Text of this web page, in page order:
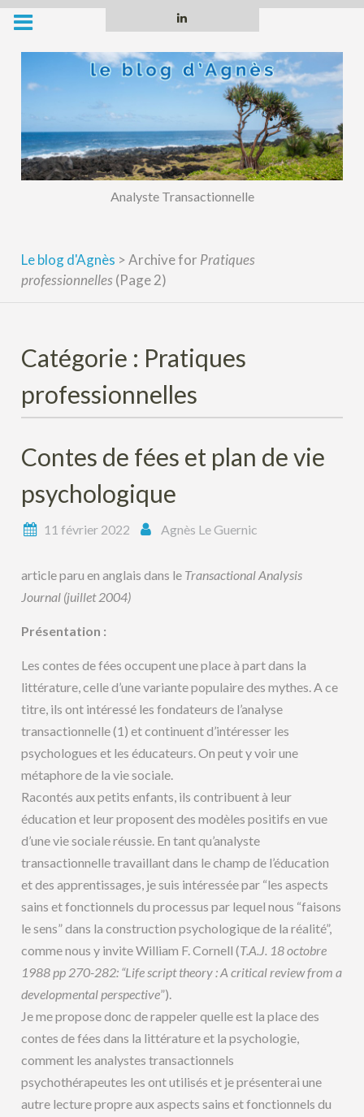
Skip
content
Analyste Transactionnelle
Le blog d'Agnès >Archive for Pratiques
professionnelles(Page 2)
Catégorie : Pratiques
professionnelles
Contes de fées et plan de vie
psychologique
11 février 2022 Agnès Le Guernic
article paru en anglais dans le Transactional Analysis
Journal (juillet 2004)
Présentation :
Les contes de fées occupent une place à part dans la
littérature, celle d’une variante populaire des mythes. A ce
titre, ils ont intéressé les fondateurs de l’analyse
transactionnelle (1) et continuent d’intéresser les
psychologues et les éducateurs. On peut y voir une
métaphore de la vie sociale.
Racontés aux petits enfants, ils contribuent à leur
éducation et leur proposent des modèles positifs en vue
d’une vie sociale réussie. En tant qu’analyste
transactionnelle travaillant dans le champ de l’éducation
et des apprentissages, je suis intéressée par “les aspects
sains et fonctionnels du processus par lequel nous “faisons
le sens” dans la construction psychologique de la réalité”,
comme nous y invite William F. Cornell (T.A.J. 18 octobre
1988 pp 270-282: “Life script theory : A critical review from a
developmental perspective”).
Je me propose donc de rappeler quelle est la place des
contes de fées dans la littérature et la psychologie,
comment les analystes transactionnels
psychothérapeutes les ont utilisés et je présenterai une
autre lecture propre aux aspects sains et fonctionnels du